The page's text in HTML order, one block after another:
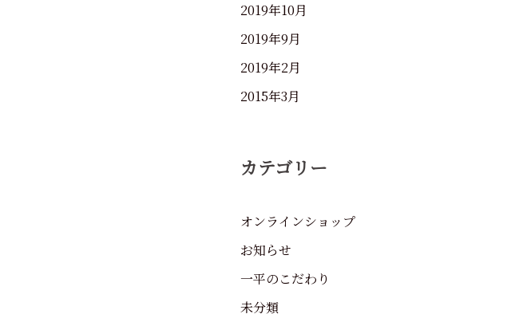
2019年10月
2019年9月
2019年2月
2015年3月
カテゴリー
オンラインショップ
お知らせ
一平のこだわり
未分類